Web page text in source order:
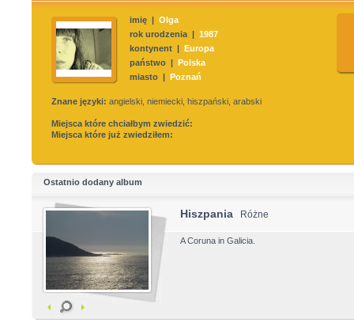
imię | Olga
rok urodzenia | 1987
kontynent | Europa
państwo | Polska
miasto | Poznań
Znane języki: angielski, niemiecki, hiszpański, arabski
Miejsca które chciałbym zwiedzić:
Miejsca które już zwiedziłem:
Ostatnio dodany album
Hiszpania Różne
A Coruna in Galicia.